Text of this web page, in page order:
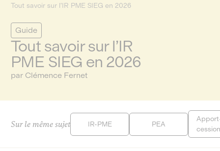
Tout savoir sur l’IR PME SIEG en 2026
Guide
Tout savoir sur l’IR
PME SIEG en 2026
par Clémence Fernet
Sur le même sujet IR-PME PEA